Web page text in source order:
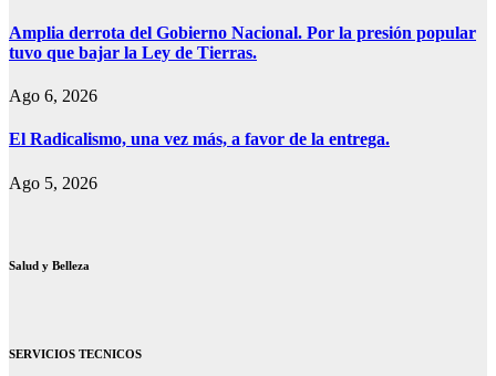
Amplia derrota del Gobierno Nacional. Por la presión popular
tuvo que bajar la Ley de Tierras.
Ago 6, 2026
El Radicalismo, una vez más, a favor de la entrega.
Ago 5, 2026
Salud y Belleza
SERVICIOS TECNICOS